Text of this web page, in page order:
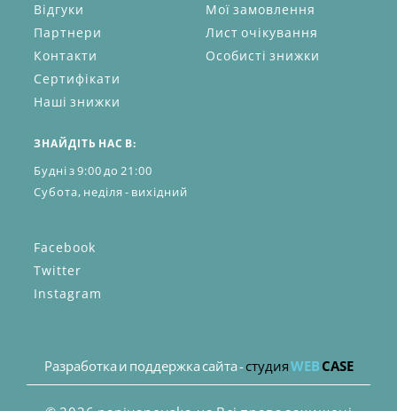
Відгуки
Партнери
Контакти
Сертифікати
Наші знижки
Мої замовлення
Лист очікування
Особисті знижки
ЗНАЙДІТЬ НАС В:
Будні з 9:00 до 21:00
Субота, неділя - вихідний
Facebook
Twitter
Instagram
Разработка и поддержка сайта -студияWEB CASE